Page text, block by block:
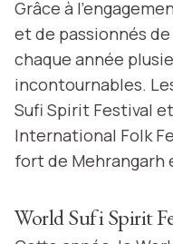
Grâce à
et de passionnés
chaque année
incontournables.
Sufi Spirit Festival
International Folk
fort de Mehrangarh
World Sufi Spirit